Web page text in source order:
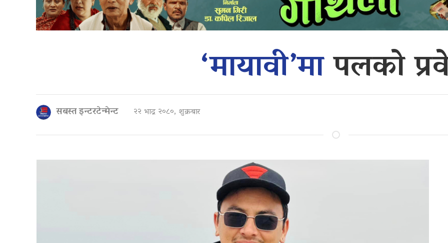
‘मायावी’मापलको
सबस्त इन्टरटेन्मेन्ट २२ भाद्र २०८०, शुक्रबार